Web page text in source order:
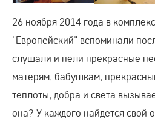
26 ноября 2014 года в
"Европейский" вспоминали
слушали и пели прекрасные
матерям, бабушкам,
теплоты, добра и света
она? У каждого найдется свой